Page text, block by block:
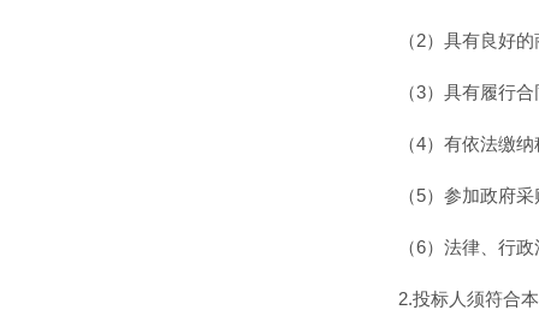
（2）具有良好
（3）具有履行
（4）有依法缴
（5）参加政府
（6）法律、行
2.投标人须符合